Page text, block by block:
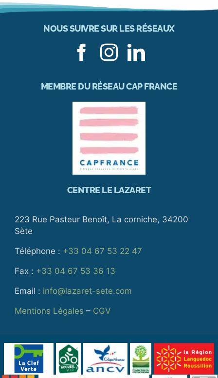
NOUS SUIVRE SUR LES RÉSEAUX
MEMBRE DU RÉSEAU CAP FRANCE
CENTRE LE LAZARET
223 Rue Pasteur Benoît, La corniche, 34200
Sète
Téléphone : +33 04 67 53 22 47
Fax : +33 04 67 53 36 13
Email : info@lazaret-sete.com
Mentions Légales – CGV